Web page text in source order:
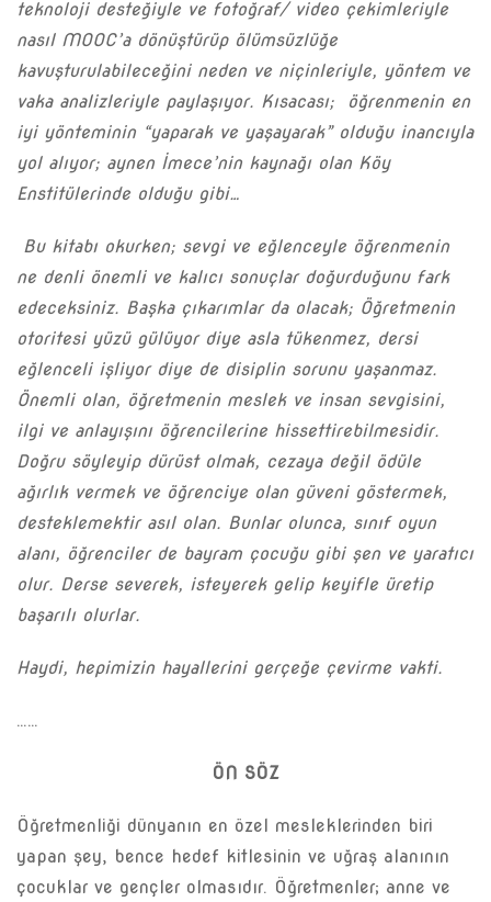
teknoloji desteğiyle ve fotoğraf/ video çekimleriyle
nasıl MOOC’a dönüştürüp ölümsüzlüğe
kavuşturulabileceğini neden ve niçinleriyle, yöntem ve
vaka analizleriyle paylaşıyor. Kısacası; öğrenmenin en
iyi yönteminin “yaparak ve yaşayarak” olduğu inancıyla
yol alıyor; aynen İmece’nin kaynağı olan Köy
Enstitülerinde olduğu gibi…
Bu kitabı okurken; sevgi ve eğlenceyle öğrenmenin
ne denli önemli ve kalıcı sonuçlar doğurduğunu fark
edeceksiniz. Başka çıkarımlar da olacak; Öğretmenin
otoritesi yüzü gülüyor diye asla tükenmez, dersi
eğlenceli işliyor diye de disiplin sorunu yaşanmaz.
Önemli olan, öğretmenin meslek ve insan sevgisini,
ilgi ve anlayışını öğrencilerine hissettirebilmesidir.
Doğru söyleyip dürüst olmak, cezaya değil ödüle
ağırlık vermek ve öğrenciye olan güveni göstermek,
desteklemektir asıl olan. Bunlar olunca, sınıf oyun
alanı, öğrenciler de bayram çocuğu gibi şen ve yaratıcı
olur. Derse severek, isteyerek gelip keyifle üretip
başarılı olurlar.
Haydi, hepimizin hayallerini gerçeğe çevirme vakti.
……
ÖN SÖZ
Öğretmenliği dünyanın en özel mesleklerinden biri
yapan şey, bence hedef kitlesinin ve uğraş alanının
çocuklar ve gençler olmasıdır. Öğretmenler; anne ve